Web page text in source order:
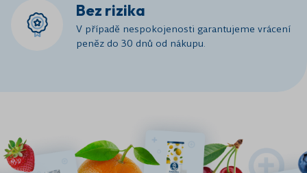
Bez rizika
V případě nespokojenosti garantujeme vrácení
peněz do 30 dnů od nákupu.